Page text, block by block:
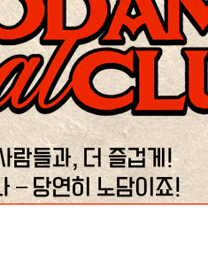
람들과, 더 즐겁게!
– 당연히 노담이죠!